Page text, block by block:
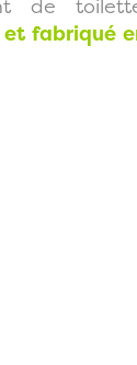
de
fabriqué